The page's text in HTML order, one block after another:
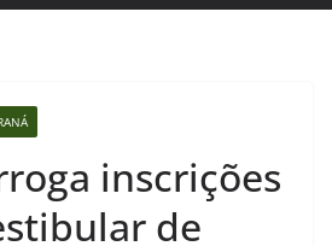
inscrições
de